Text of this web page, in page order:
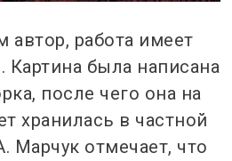
автор, работа имеет
Картина была написана
после чего она на
хранилась в частной
Марчук отмечает, что